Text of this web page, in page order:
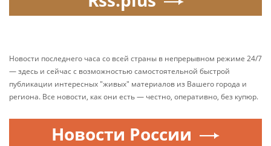
Новости последнего часа со всей страны в непрерывном режиме 24/7
— здесь и сейчас с возможностью самостоятельной быстрой
публикации интересных "живых" материалов из Вашего города и
региона. Все новости, как они есть — честно, оперативно, без купюр.
Новости России